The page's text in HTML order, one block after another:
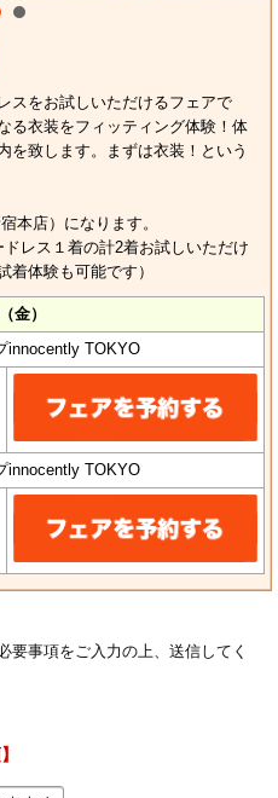
スをお試しいただけるフェアで
る衣装をフィッティング体験！体
を致します。まずは衣装！という
本店）になります。
レス１着の計2着お試しいただけ
着体験も可能です）
金）
innocently TOKYO
innocently TOKYO